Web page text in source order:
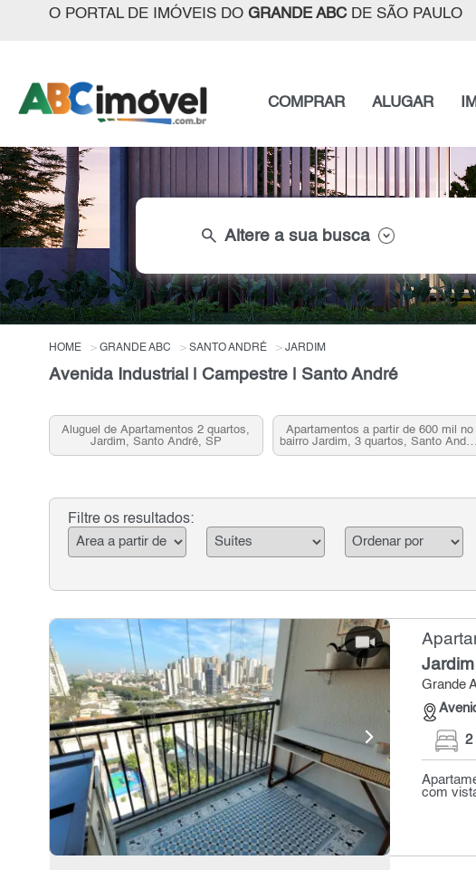
O PORTAL DE IMÓVEIS DO GRANDE ABCDE SÃO PAULO
COMPRAR ALUGAR
search Altere a sua busca
HOME GRANDE ABC SANTO ANDRÉ JARDIM
Avenida Industrial | Campestre | Santo André
Aluguel de Apartamentos 2 quartos,
Jardim, Santo André, SP
Apartamentos a partir de 600 mil no
bairro Jardim, 3 quartos, Santo André,
SP
Filtre os resultados:
Jardim
Grande
2
com